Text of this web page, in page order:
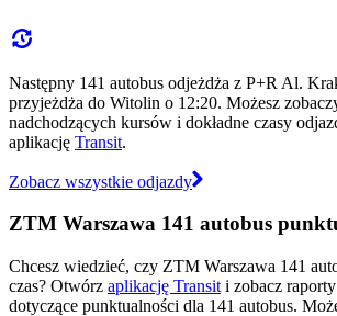
Następny 141 autobus odjeżdża z P+R Al.
przyjeżdża do Witolin o 12:20. Możesz
nadchodzących kursów i dokładne czasy
aplikację Transit.
Zobacz wszystkie odjazdy
ZTM Warszawa 141 autobus
Chcesz wiedzieć, czy ZTM Warszawa 141
czas? Otwórz aplikację Transit i zobacz
dotyczące punktualności dla 141 autobus.